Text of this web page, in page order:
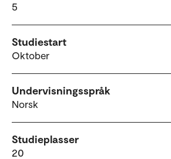
5
Studiestart
Oktober
Undervisningsspråk
Norsk
Studieplasser
20